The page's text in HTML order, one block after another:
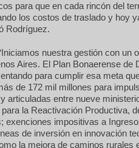
para que en cada rincón del
los costos de traslado y hoy
Rodríguez.
nuestra gestión con un
Aires. El Plan Bonaerense
para cumplir esa meta
de 172 mil millones para
articuladas entre nueve
la Reactivación Productiva,
exenciones impositivas a
de inversión en innovación
la mejora de caminos rurales